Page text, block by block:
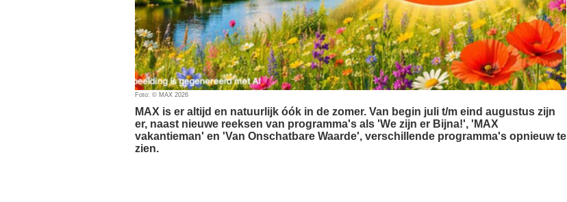
Foto: © MAX 2026
MAX is er altijd en natuurlijk óók in de zomer. Van begin juli t/m eind augustus zijn
er, naast nieuwe reeksen van programma's als 'We zijn er Bijna!', 'MAX
vakantieman' en 'Van Onschatbare Waarde', verschillende programma's opnieuw te
zien.